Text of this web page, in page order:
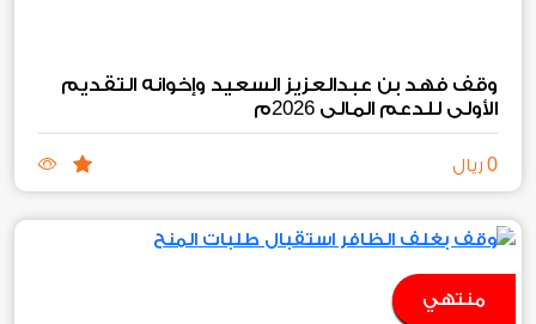
وقف فهد بن عبدالعزيز السعيد وإخوانه التقديم
الأولي للدعم المالي 2026م
0 ريال
منتهي